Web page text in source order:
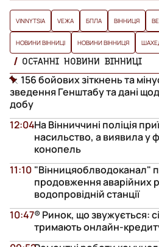
VINNYTSIA VЕЖА БПЛА ВІННИЦЯ
НОВИНИ ВІННИЦІ НОВИНИ ВІННИЦЯ
ОСТАННІ НОВИНИ ВІННИЦІ
156 бойових зіткнень та
зведення Генштабу та дані
добу
На Вінниччині поліція
насильство, а виявила у
конопель
12:04
"Вінницяоблводоканал"
продовження аварійних
водопровідній станції
11:10
® Ринок, що звужується:
тримають онлайн-
10:47